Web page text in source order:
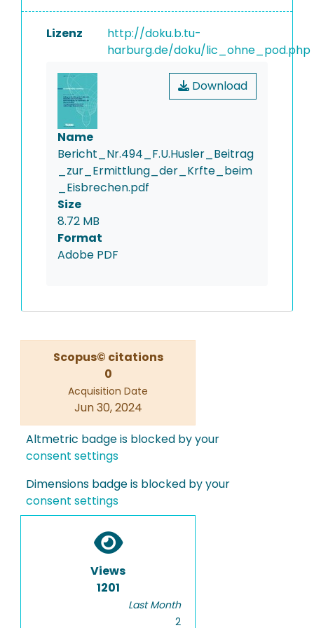
Lizenz
http://doku.b.tu-
harburg.de/doku/lic_ohne_pod.php
Download
Name
Bericht_Nr.494_F.U.Husler_Beitrag
_zur_Ermittlung_der_Krfte_beim
_Eisbrechen.pdf
Size
8.72 MB
Format
Adobe PDF
Scopus© citations
0
Acquisition Date
Jun 30, 2024
Altmetric badge is blocked by your
consent settings
Dimensions badge is blocked by your
consent settings
Views
1201
Last Month
2